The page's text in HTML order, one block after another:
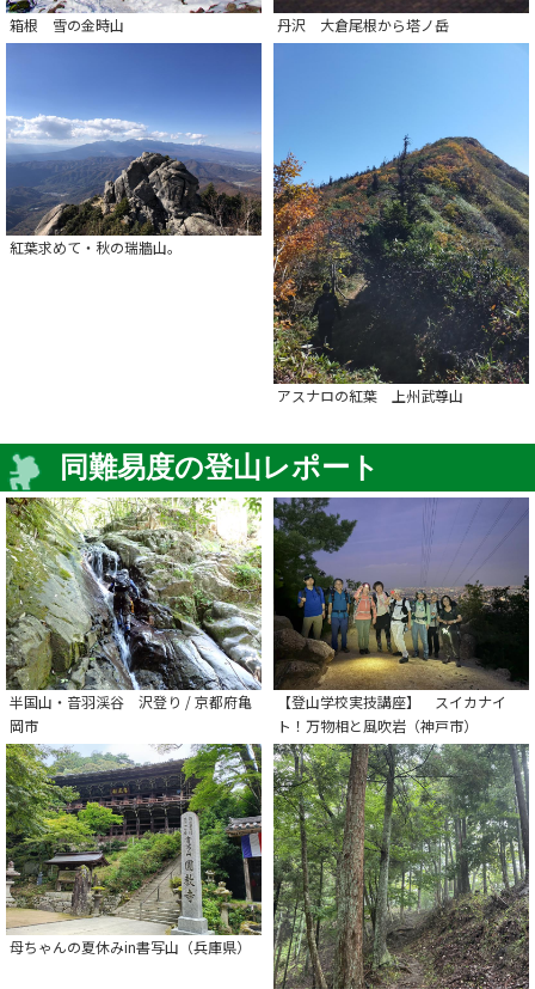
箱根 雪の金時山 丹沢 大倉尾根から塔ノ岳
紅葉求めて・秋の瑞牆山。
アスナロの紅葉 上州武尊山
同難易度の登山レポート
半国山・音羽渓谷 沢登り / 京都府亀
岡市
【登山学校実技講座】 スイカナイ
ト！万物相と風吹岩（神戸市）
母ちゃんの夏休みin書写山（兵庫県）